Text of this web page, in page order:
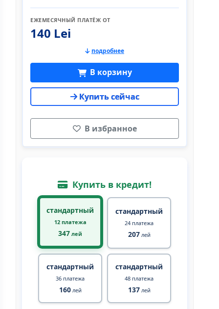
ЕЖЕМЕСЯЧНЫЙ ПЛАТЁЖ ОТ
140 Lei
подробнее
В корзину
Купить сейчас
В избранное
Купить в кредит!
стандартный
12 платежа
347 лей
стандартный
24 платежа
207лей
стандартный
36 платежа
160лей
стандартный
48 платежа
137лей